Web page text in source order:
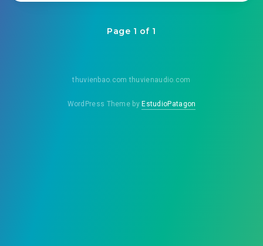
Page 1 of 1
thuvienbao.com thuvienaudio.com
WordPress Theme byEstudioPatagon